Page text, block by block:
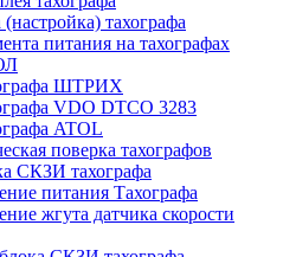
тахографа
питания на тахографах
ШТРИХ
VDO DTCO 3283
ATOL
поверка тахографов
СКЗИ тахографа
питания Тахографа
жгута датчика скорости